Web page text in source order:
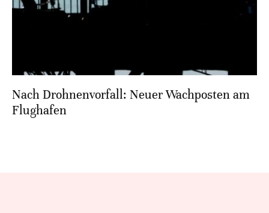
Nach Drohnenvorfall: Neuer Wachposten am
Flughafen